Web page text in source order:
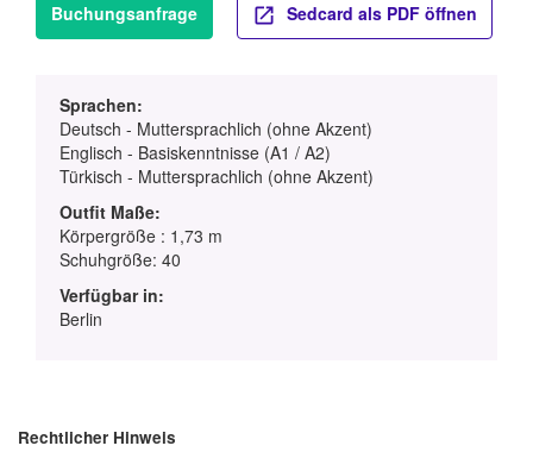
Buchungsanfrage Sedcard als PDF öffnen
Sprachen:
Deutsch - Muttersprachlich (ohne Akzent)
Englisch - Basiskenntnisse (A1 / A2)
Türkisch - Muttersprachlich (ohne Akzent)
Outfit Maße:
Körpergröße : 1,73 m
Schuhgröße: 40
Verfügbar in:
Berlin
Rechtlicher Hinweis